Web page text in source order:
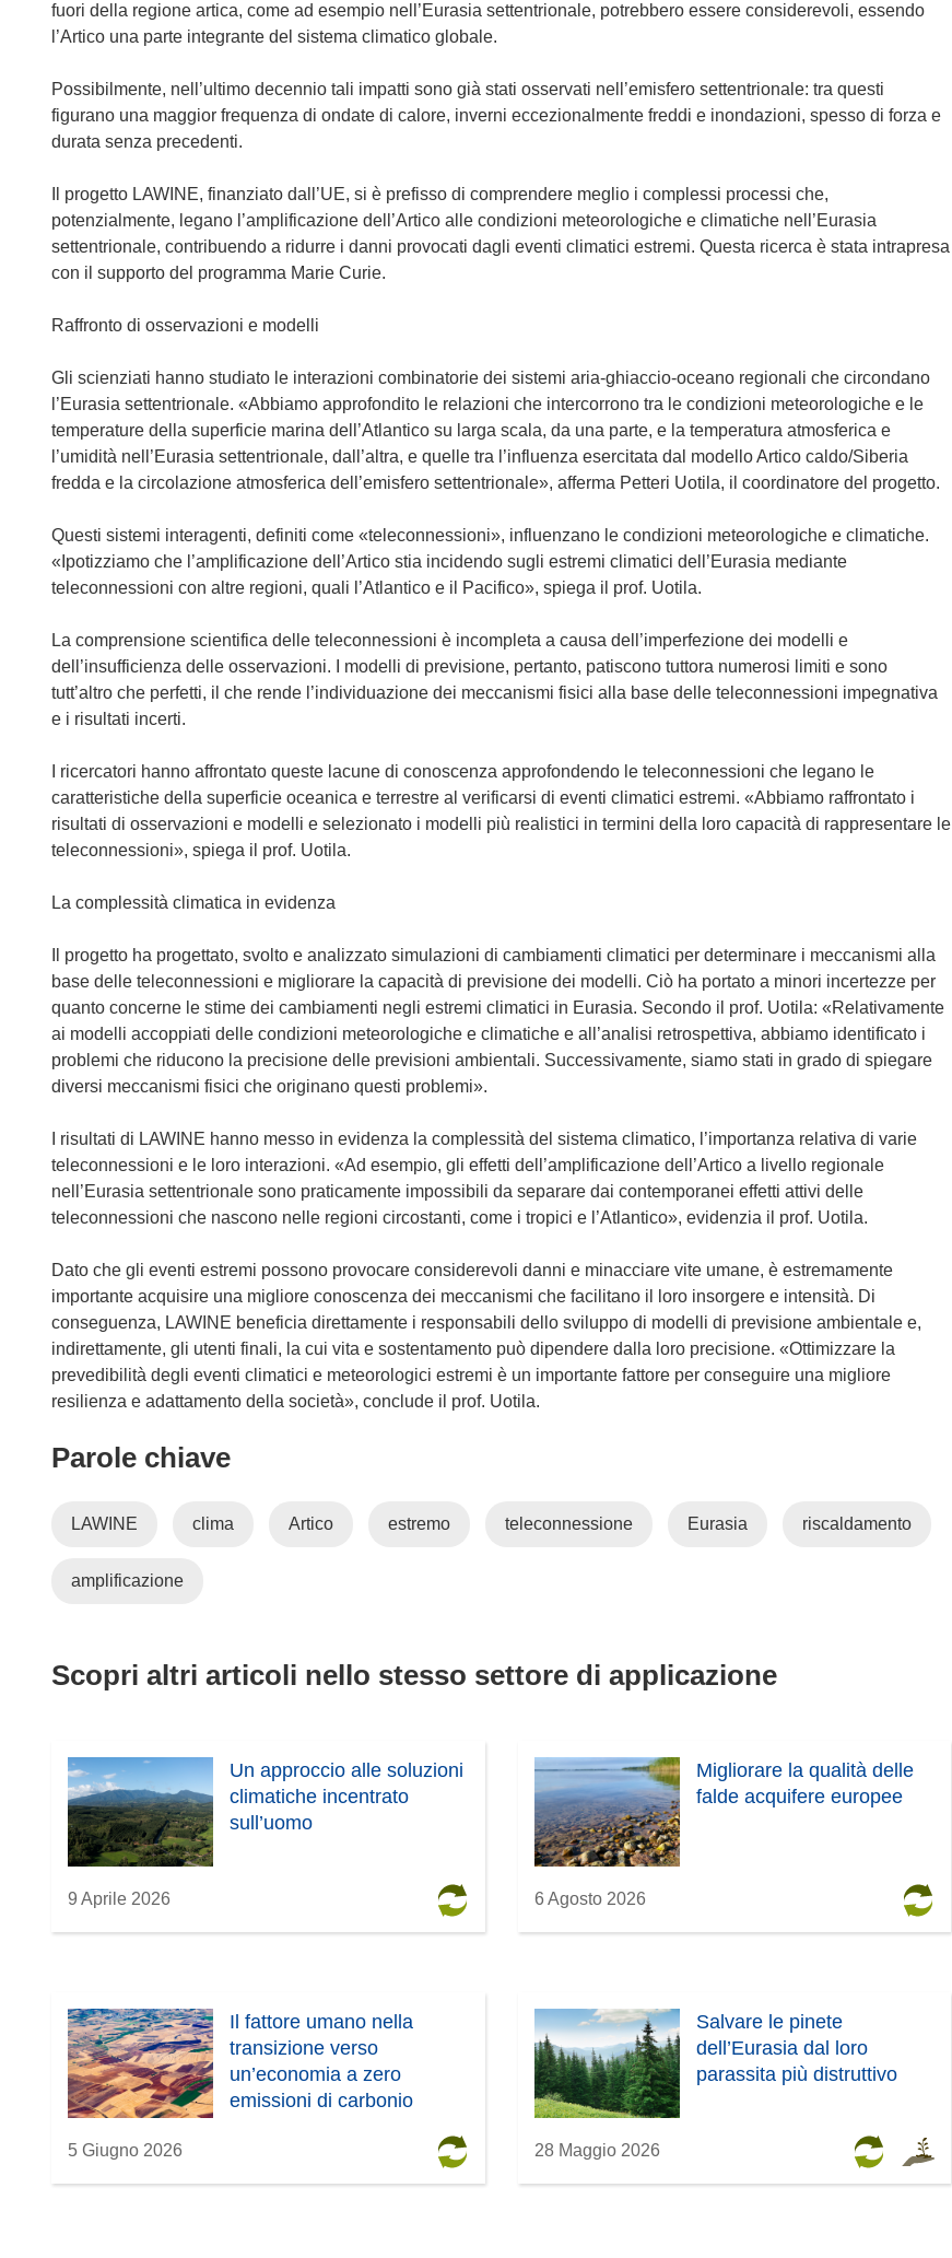
fuori della regione artica, come ad esempio nell’Eurasia settentrionale, potrebbero essere considerevoli, essendo
l’Artico una parte integrante del sistema climatico globale.
Possibilmente, nell’ultimo decennio tali impatti sono già stati osservati nell’emisfero settentrionale: tra questi
figurano una maggior frequenza di ondate di calore, inverni eccezionalmente freddi e inondazioni, spesso di forza e
durata senza precedenti.
Il progetto LAWINE, finanziato dall’UE, si è prefisso di comprendere meglio i complessi processi che,
potenzialmente, legano l’amplificazione dell’Artico alle condizioni meteorologiche e climatiche nell’Eurasia
settentrionale, contribuendo a ridurre i danni provocati dagli eventi climatici estremi. Questa ricerca è stata intrapresa
con il supporto del programma Marie Curie.
Raffronto di osservazioni e modelli
Gli scienziati hanno studiato le interazioni combinatorie dei sistemi aria-ghiaccio-oceano regionali che circondano
l’Eurasia settentrionale. «Abbiamo approfondito le relazioni che intercorrono tra le condizioni meteorologiche e le
temperature della superficie marina dell’Atlantico su larga scala, da una parte, e la temperatura atmosferica e
l’umidità nell’Eurasia settentrionale, dall’altra, e quelle tra l’influenza esercitata dal modello Artico caldo/Siberia
fredda e la circolazione atmosferica dell’emisfero settentrionale», afferma Petteri Uotila, il coordinatore del progetto.
Questi sistemi interagenti, definiti come «teleconnessioni», influenzano le condizioni meteorologiche e climatiche.
«Ipotizziamo che l’amplificazione dell’Artico stia incidendo sugli estremi climatici dell’Eurasia mediante
teleconnessioni con altre regioni, quali l’Atlantico e il Pacifico», spiega il prof. Uotila.
La comprensione scientifica delle teleconnessioni è incompleta a causa dell’imperfezione dei modelli e
dell’insufficienza delle osservazioni. I modelli di previsione, pertanto, patiscono tuttora numerosi limiti e sono
tutt’altro che perfetti, il che rende l’individuazione dei meccanismi fisici alla base delle teleconnessioni impegnativa
e i risultati incerti.
I ricercatori hanno affrontato queste lacune di conoscenza approfondendo le teleconnessioni che legano le
caratteristiche della superficie oceanica e terrestre al verificarsi di eventi climatici estremi. «Abbiamo raffrontato i
risultati di osservazioni e modelli e selezionato i modelli più realistici in termini della loro capacità di rappresentare le
teleconnessioni», spiega il prof. Uotila.
La complessità climatica in evidenza
Il progetto ha progettato, svolto e analizzato simulazioni di cambiamenti climatici per determinare i meccanismi alla
base delle teleconnessioni e migliorare la capacità di previsione dei modelli. Ciò ha portato a minori incertezze per
quanto concerne le stime dei cambiamenti negli estremi climatici in Eurasia. Secondo il prof. Uotila: «Relativamente
ai modelli accoppiati delle condizioni meteorologiche e climatiche e all’analisi retrospettiva, abbiamo identificato i
problemi che riducono la precisione delle previsioni ambientali. Successivamente, siamo stati in grado di spiegare
diversi meccanismi fisici che originano questi problemi».
I risultati di LAWINE hanno messo in evidenza la complessità del sistema climatico, l’importanza relativa di varie
teleconnessioni e le loro interazioni. «Ad esempio, gli effetti dell’amplificazione dell’Artico a livello regionale
nell’Eurasia settentrionale sono praticamente impossibili da separare dai contemporanei effetti attivi delle
teleconnessioni che nascono nelle regioni circostanti, come i tropici e l’Atlantico», evidenzia il prof. Uotila.
Dato che gli eventi estremi possono provocare considerevoli danni e minacciare vite umane, è estremamente
importante acquisire una migliore conoscenza dei meccanismi che facilitano il loro insorgere e intensità. Di
conseguenza, LAWINE beneficia direttamente i responsabili dello sviluppo di modelli di previsione ambientale e,
indirettamente, gli utenti finali, la cui vita e sostentamento può dipendere dalla loro precisione. «Ottimizzare la
prevedibilità degli eventi climatici e meteorologici estremi è un importante fattore per conseguire una migliore
resilienza e adattamento della società», conclude il prof. Uotila.
Parole chiave
LAWINE clima Artico estremo teleconnessione Eurasia riscaldamento
amplificazione
Scopri altri articoli nello stesso settore di applicazione
Un approccio alle soluzioni
climatiche incentrato
sull’uomo
9 Aprile 2026
Migliorare la qualità delle
falde acquifere europee
6 Agosto 2026
Il fattore umano nella
transizione verso
un’economia a zero
emissioni di carbonio
5 Giugno 2026
Salvare le pinete
dell’Eurasia dal loro
parassita più distruttivo
28 Maggio 2026